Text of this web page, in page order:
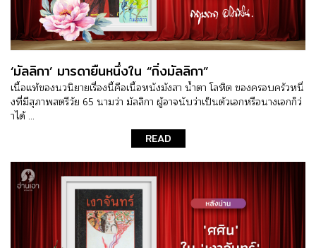
‘มัลลิกา’ มารดายืนหนึ่งใน “กิ่งมัลลิกา”
เนื้อแท้ของนวนิยายเรื่องนี้คือเนื้อหนังมังสา น้ำตา โลหิต ของครอบครัวหนึ่
งที่มีสุภาพสตรีวัย 65 นามว่า มัลลิกา ผู้อาจนับว่าเป็นตัวเอกหรือนางเอกก็ว่
าได้ ...
READ